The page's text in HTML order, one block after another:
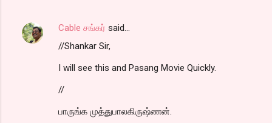
Cable சங்கர் said…
//Shankar Sir,
I will see this and Pasang Movie Quickly.
//
பாருங்க முத்துபாலகிருஷ்ணன்.